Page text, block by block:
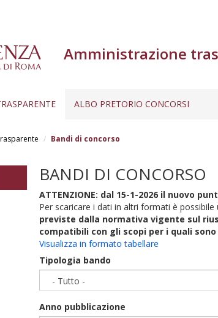
Amministrazione
ALBO PRETORIO CONCORSI
Bandi di concorso
BANDI DI CONCORSO
ATTENZIONE: dal 15-1-2026 il nuovo
Per scaricare i dati in altri formati è
previste dalla normativa vigente sul
compatibili con gli scopi per i quali
Visualizza in formato tabellare
Tipologia bando
- Tutto -
Anno pubblicazione